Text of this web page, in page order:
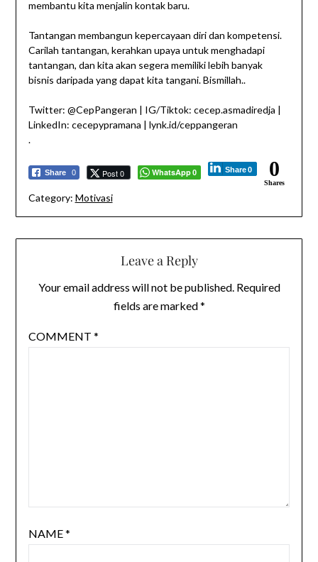
membantu kita menjalin kontak baru.
Tantangan membangun kepercayaan diri dan kompetensi.
Carilah tantangan, kerahkan upaya untuk menghadapi
tantangan, dan kita akan segera memiliki lebih banyak
bisnis daripada yang dapat kita tangani. Bismillah..
Twitter: @CepPangeran | IG/Tiktok: cecep.asmadiredja |
LinkedIn: cecepypramana | lynk.id/ceppangeran
.
Share 0 Post 0 WhatsApp 0 Share 0 0
Shares
Category: Motivasi
Leave a Reply
Your email address will not be published. Required
fields are marked*
COMMENT *
NAME*